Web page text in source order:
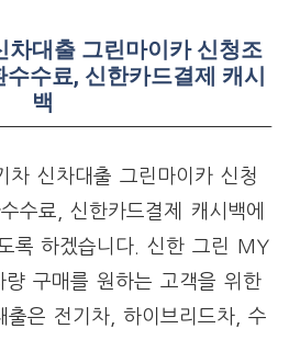
차대출 그린마이카 신청조
수료, 신한카드결제 캐시
백
차 신차대출 그린마이카 신청
수료, 신한카드결제 캐시백에
록 하겠습니다. 신한 그린 MY
구매를 원하는 고객을 위한
출은 전기차, 하이브리드차, 수